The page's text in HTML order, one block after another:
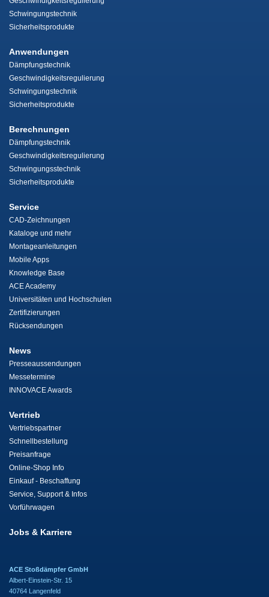
Schwingungstechnik
Sicherheitsprodukte
Anwendungen
Dämpfungstechnik
Geschwindigkeitsregulierung
Schwingungstechnik
Sicherheitsprodukte
Berechnungen
Dämpfungstechnik
Geschwindigkeitsregulierung
Schwingungsstechnik
Sicherheitsprodukte
Service
CAD-Zeichnungen
Kataloge und mehr
Montageanleitungen
Mobile Apps
Knowledge Base
ACE Academy
Universitäten und Hochschulen
Zertifizierungen
Rücksendungen
News
Presseaussendungen
Messetermine
INNOVACE Awards
Vertrieb
Vertriebspartner
Schnellbestellung
Preisanfrage
Online-Shop Info
Einkauf - Beschaffung
Service, Support & Infos
Vorführwagen
Jobs & Karriere
ACE Stoßdämpfer GmbH
Albert-Einstein-Str. 15
40764 Langenfeld